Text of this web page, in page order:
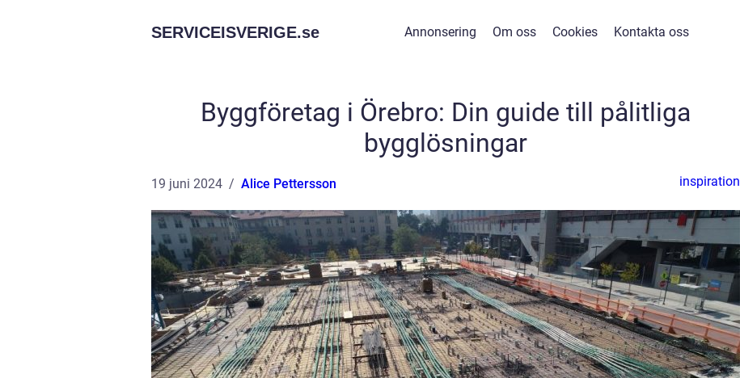
SERVICEISVERIGE.se Annonsering Om oss Cookies Kontakta oss
Byggföretag i Örebro: Din guide till pålitliga
bygglösningar
19 juni 2024 Alice Pettersson inspiration